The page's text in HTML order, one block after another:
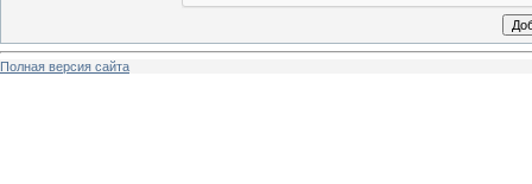
Полная версия сайта